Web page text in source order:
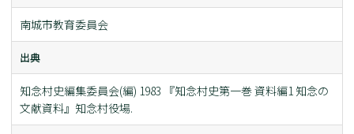
南城市教育委員会
出典
知念村史編集委員会(編) 1983 『知念村史第一巻 資料編1 知念の
文献資料』知念村役場.